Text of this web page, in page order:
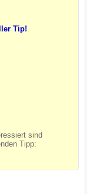
Tip!
sind
Tipp: